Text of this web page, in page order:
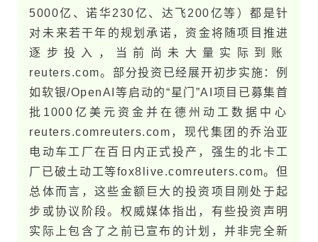
5000亿、诺华230亿、达飞200亿等）都是针
对未​来若干年的规划承诺，资金将随项目推进
逐步投入，当前尚未大量实际到账​
reuters.com。部分投资已经展开初步实施：例
如软银/OpenAI等启动的“星门”AI项目已募集首
批1000亿美元资金并在德州动工数据中心​
reuters.com​reuters.com，现代集团的乔治亚
电动车工厂在百日内正式投产，强生的北卡工
厂已破土动工等​fox8live.com​reuters.com。但
总体而言，这些金额巨大的投资项目刚处于起
步或协议阶段。权威媒体指出，有些投资声明
实际上包含了之前已宣布的计划，并非完全新